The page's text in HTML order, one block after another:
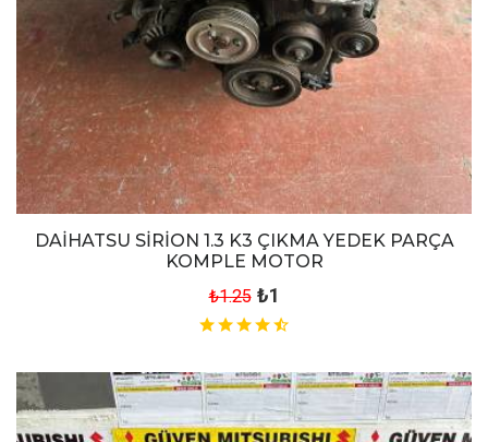
DAİHATSU SİRİON 1.3 K3 ÇIKMA YEDEK PARÇA
KOMPLE MOTOR
₺1.25 ₺1